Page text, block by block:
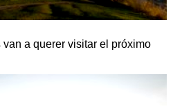
van a querer visitar el próximo